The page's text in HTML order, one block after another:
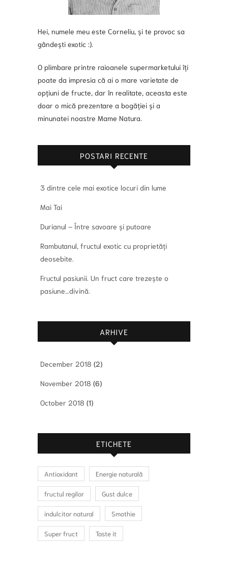
Hei, numele meu este Corneliu, și te provoc sa
gândești exotic :).
O plimbare printre raioanele supermarketului îți
poate da impresia că ai o mare varietate de
opțiuni de fructe, dar în realitate, aceasta este
doar o mică prezentare a bogăției și a
minunatei noastre Mame Natura.
POSTARI RECENTE
3 dintre cele mai exotice locuri din lume
Mai Tai
Durianul – Între savoare și putoare
Rambutanul, fructul exotic cu proprietăți
deosebite.
Fructul pasiunii. Un fruct care trezește o
pasiune…divină.
ARHIVE
December 2018 (2)
November 2018 (6)
October 2018 (1)
ETICHETE
Antioxidant Energie naturală
fructul regilor Gust dulce
indulcitor natural Smothie
Super fruct Taste it